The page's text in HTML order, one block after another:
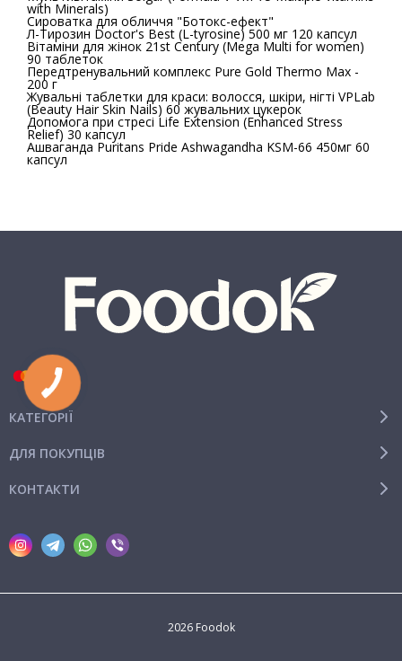
with Minerals)
Сироватка для обличчя "Ботокс-ефект"
Л-Тирозин Doctor's Best (L-tyrosine) 500 мг 120 капсул
Вітаміни для жінок 21st Century (Mega Multi for women)
90 таблеток
Передтренувальний комплекс Pure Gold Thermo Max -
200 г
Жувальні таблетки для краси: волосся, шкіри, нігті VPLab
(Beauty Hair Skin Nails) 60 жувальних цукерок
Допомога при стресі Life Extension (Enhanced Stress
Relief) 30 капсул
Ашваганда Puritans Pride Ashwagandha KSM-66 450мг 60
капсул
КАТЕГОРІЇ
ДЛЯ ПОКУПЦІВ
КОНТАКТИ
2026 Foodok